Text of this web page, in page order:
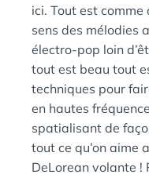
ici. Tout est comme
sens des mélodies
électro-pop loin
tout est beau tout
techniques pour
en hautes
spatialisant de
tout ce qu’on aime
DeLorean volante !